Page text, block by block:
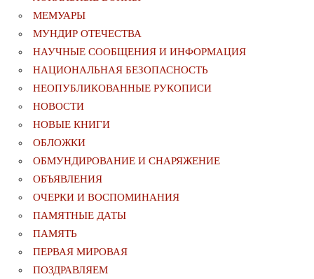
МЕМУАРЫ
МУНДИР ОТЕЧЕСТВА
НАУЧНЫЕ СООБЩЕНИЯ И ИНФОРМАЦИЯ
НАЦИОНАЛЬНАЯ БЕЗОПАСНОСТЬ
НЕОПУБЛИКОВАННЫЕ РУКОПИСИ
НОВОСТИ
НОВЫЕ КНИГИ
ОБЛОЖКИ
ОБМУНДИРОВАНИЕ И СНАРЯЖЕНИЕ
ОБЪЯВЛЕНИЯ
ОЧЕРКИ И ВОСПОМИНАНИЯ
ПАМЯТНЫЕ ДАТЫ
ПАМЯТЬ
ПЕРВАЯ МИРОВАЯ
ПОЗДРАВЛЯЕМ